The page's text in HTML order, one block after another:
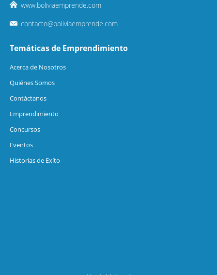
www.boliviaemprende.com
contacto@boliviaemprende.com
Temáticas de Emprendimiento
Acerca de Nosotros
Quiénes Somos
Contáctanos
Emprendimiento
Concursos
Eventos
Historias de Exíto